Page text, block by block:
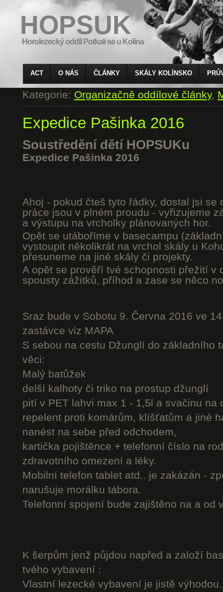
HOPSUK
Horolezecký oddíl Potkali se u Kolína
ACT O NÁS ČLÁNKY SKÁLY KOLÍNSKO
Kategorie:Organizačně oddílové články,
Expedice Pašinka 2016
Soustředění dětí HOPSUKu
Expedice Pašinka 2016
Ahoj - pokud čteš tyto řádky, dostal jsi se
práce jsou v plném proudu - vyřizujeme
a výstupu na vrcholky plánovaných hor.
Opět se utáboříme v basecampu
vystoupit několikrát na vrchol skály u
přesuneme na jiné skály či projekty.
A opět se prověří tvé schopnosti přežití v
spousty zážitků, příhod a zase se něco
Sraz bude v Sobotu 9. Června 2016 ve
zastávce viz MAPA
S sebou na cestu Džunglí do základního
věci:
Malý batůžek
delší kalhoty či triko na prostup džunglí
pití v PET lahvi max 1 - 1,5l a svačinu na
repelent proti komárům, klíšťatům a jiné
nanést na sebe před odchodem,
kartička pojištěnce + telefonní číslo na
zdravotního omezení a léky.
Mobilní telefon tablet atd.. je zakázán -
narušuje morálku tábora.
Telefonní spojení bude zajištěno na a od
K šerpům jenž půjdou napřed a založí
tvého vybavení :
Vlastní lezecké vybavení je jistě výhodou.